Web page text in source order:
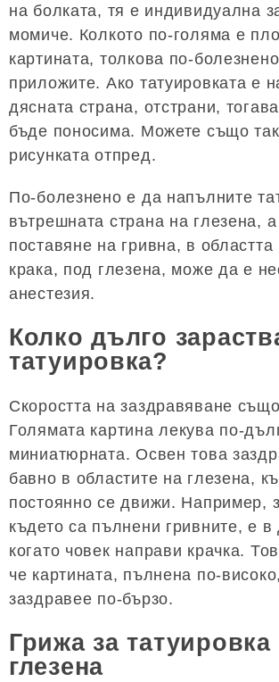
на болката, тя е индивидуална
момиче. Колкото по-голяма е
картината, толкова по-
приложите. Ако татуировката е
дясната страна, отстрани,
бъде поносима. Можете също
рисунката отпред.
По-болезнено е да напълните
вътрешната страна на глезена,
поставяне на гривна, в
крака, под глезена, може да е
анестезия.
Колко дълго
татуировка?
Скоростта на заздравяване
Голямата картина лекува по-
миниатюрната. Освен това
бавно в областите на глезена,
постоянно се движи. Например,
където са пълнени гривните, е
когато човек направи крачка.
че картината, пълнена по-
заздравее по-бързо.
Грижа за татуировка
глезена